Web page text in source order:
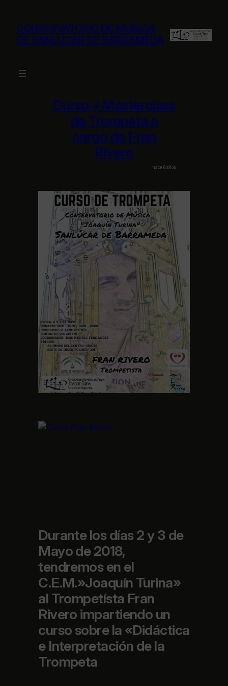
contenido
CONSERVATORIO DE MÚSICA
DE SANLÚCAR DE BARRAMEDA
Curso y Masterclass
de Trompeta a
cargo de Fran
Rivero
hace 8 años
Durante los días 2 y 3 de
Mayo de 2018,
tendremos en el
C.E.M.»Joaquín Turina»
al Trompetísta Fran
Rivero impartiendo un
curso sobre la «Didáctica
e Interpretación de la
Trompeta